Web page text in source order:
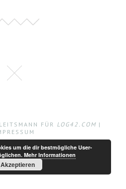
FÜR LOG42.COM |
um die dir bestmögliche User-
Mehr Informationen
Akzeptieren